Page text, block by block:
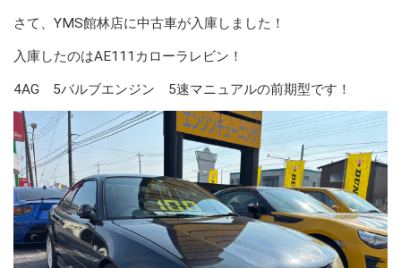
さて、YMS館林店に中古車が入庫しました！
入庫したのはAE111カローラレビン！
4AG 5バルブエンジン 5速マニュアルの前期型です！